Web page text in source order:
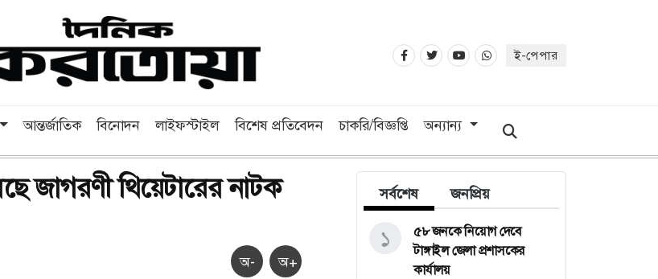
ই-পেপার
আন্তর্জাতিক বিনোদন লাইফস্টাইল বিশেষ প্রতিবেদন চাকরি/বিজ্ঞপ্তি অন্যান্য
জাগরণী থিয়েটারের নাটক
অ- অ+
সর্বশেষ জনপ্রিয়
৫৮ জনকে নিয়োগ দেবে
টাঙ্গাইল জেলা প্রশাসকের
কার্যালয়
১